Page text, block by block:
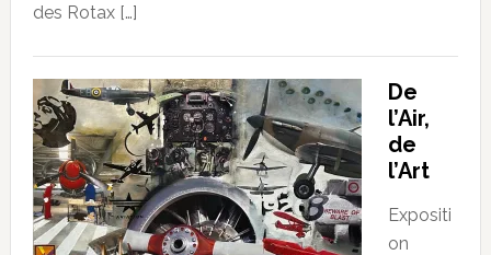
des Rotax […]
De
l’Air,
de
l’Art
Expositi
on